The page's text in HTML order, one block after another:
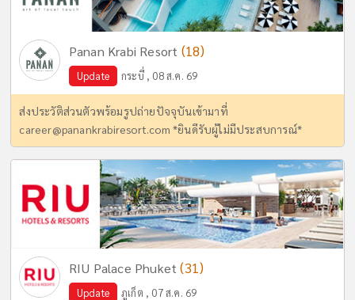
Panan Krabi Resort (18)
Update กระบี่ , 08 ส.ค. 69
ส่งประวัติส่วนตัวพร้อมรูปถ่ายปัจจุบันเข้ามาที่
career@panankrabiresort.com *ยินดีรับผู้ไม่มีประสบการณ์*
RIU Palace Phuket(31)
Update ภูเก็ต , 07 ส.ค. 69